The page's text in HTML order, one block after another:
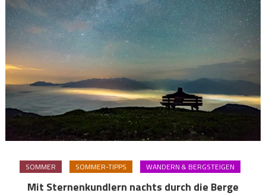
SOMMER SOMMER-TIPPS WANDERN & BERGSTEIGEN
Mit Sternenkundlern nachts durch die Berge